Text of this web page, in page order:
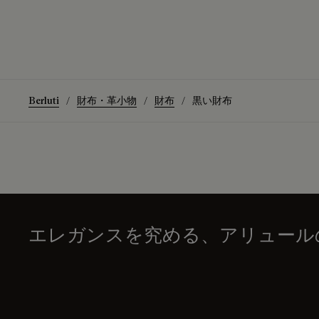
Berluti 財布・革小物 財布 黒い財布
エレガンスを究める、アリュー